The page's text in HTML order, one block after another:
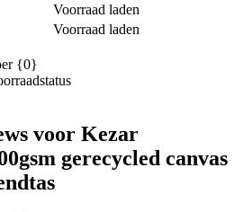
Voorraad laden
Voorraad laden
{0}
voor Kezar
gerecycled canvas